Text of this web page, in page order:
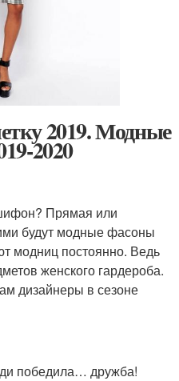
2019. Модные
2020
Прямая или
будут модные фасоны
модниц постоянно. Ведь
женского гардероба.
дизайнеры в сезоне
победила… дружба!